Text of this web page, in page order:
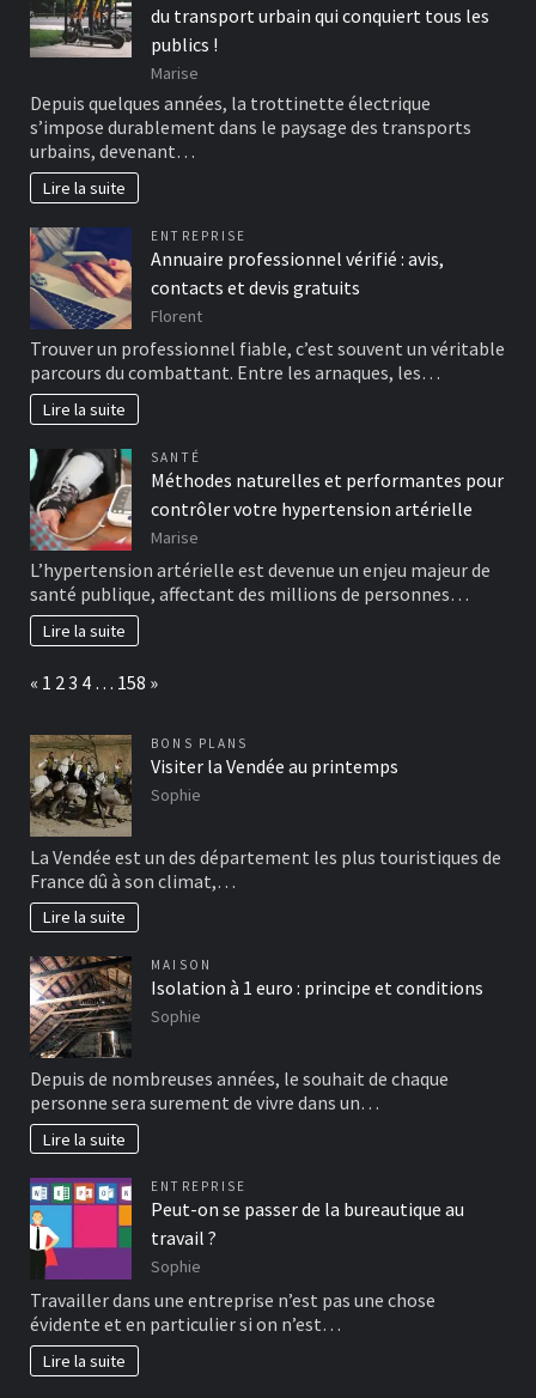
du transport urbain qui conquiert tous les
publics !
Marise
Depuis quelques années, la trottinette électrique
s’impose durablement dans le paysage des transports
urbains, devenant…
Lire la suite
ENTREPRISE
Annuaire professionnel vérifié : avis,
contacts et devis gratuits
Florent
Trouver un professionnel fiable, c’est souvent un véritable
parcours du combattant. Entre les arnaques, les…
Lire la suite
SANTÉ
Méthodes naturelles et performantes pour
contrôler votre hypertension artérielle
Marise
L’hypertension artérielle est devenue un enjeu majeur de
santé publique, affectant des millions de personnes…
Lire la suite
Page:
Previous
« 1 23 4 … 158 Next
»
BONS PLANS
Visiter la Vendée au printemps
Sophie
La Vendée est un des département les plus touristiques de
France dû à son climat,…
Lire la suite
MAISON
Isolation à 1 euro : principe et conditions
Sophie
Depuis de nombreuses années, le souhait de chaque
personne sera surement de vivre dans un…
Lire la suite
ENTREPRISE
Peut-on se passer de la bureautique au
travail ?
Sophie
Travailler dans une entreprise n’est pas une chose
évidente et en particulier si on n’est…
Lire la suite